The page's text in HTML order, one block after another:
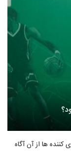
ها از آن آگاه